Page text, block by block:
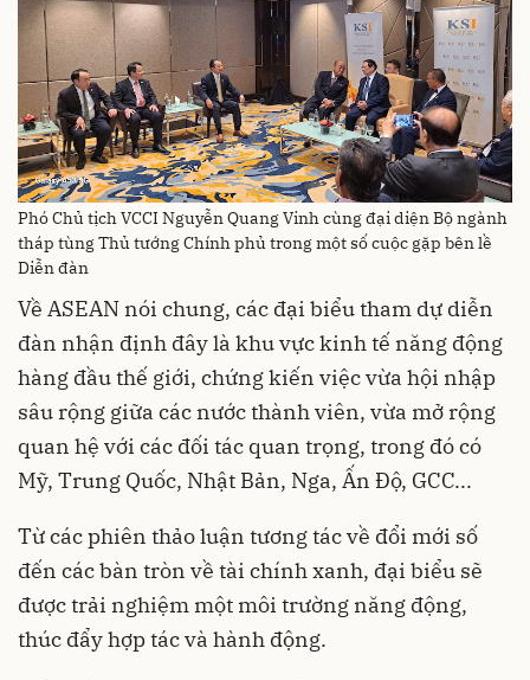
Phó Chủ tịch VCCI Nguyễn Quang Vinh cùng đại diện Bộ ngành
tháp tùng Thủ tướng Chính phủ trong một số cuộc gặp bên lề
Diễn đàn
Về ASEAN nói chung, các đại biểu tham dự diễn
đàn nhận định đây là khu vực kinh tế năng động
hàng đầu thế giới, chứng kiến việc vừa hội nhập
sâu rộng giữa các nước thành viên, vừa mở rộng
quan hệ với các đối tác quan trọng, trong đó có
Mỹ, Trung Quốc, Nhật Bản, Nga, Ấn Độ, GCC...
Từ các phiên thảo luận tương tác về đổi mới số
đến các bàn tròn về tài chính xanh, đại biểu sẽ
được trải nghiệm một môi trường năng động,
thúc đẩy hợp tác và hành động.